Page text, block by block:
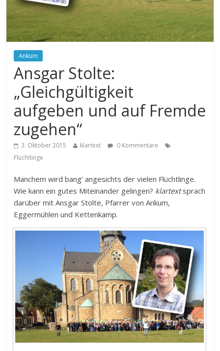
Ankum
Ansgar Stolte:
„Gleichgültigkeit
aufgeben und auf Fremde
zugehen“
3. Oktober 2015 klartext
0 Kommentare
Flüchtlinge
Manchem wird bang’ angesichts der vielen Flüchtlinge.
Wie kann ein gutes Miteinander gelingen? klartextsprach
darüber mit Ansgar Stolte, Pfarrer von Ankum,
Eggermühlen und Kettenkamp.